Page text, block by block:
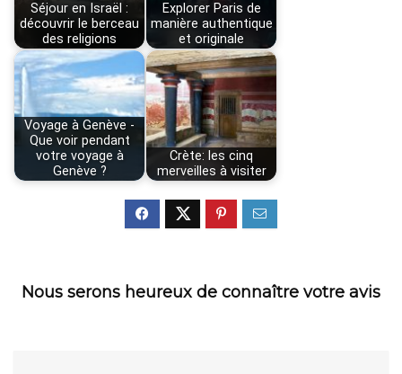
Séjour en Israël :
découvrir le berceau
des religions
Explorer Paris de
manière authentique
et originale
Voyage à Genève -
Que voir pendant
votre voyage à
Genève ?
Crète: les cinq
merveilles à visiter
Nous serons heureux de connaître votre avis